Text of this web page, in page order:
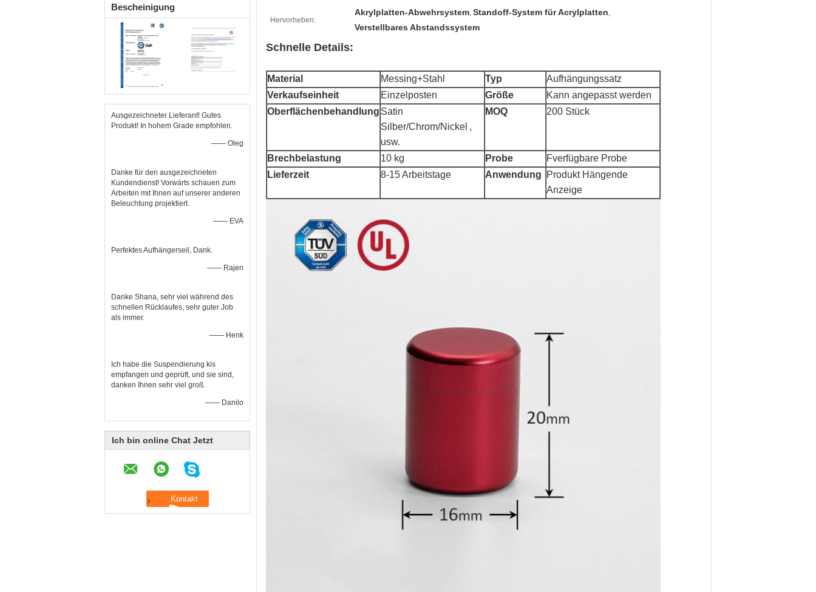
Bescheinigung
Ausgezeichneter Lieferant! Gutes
Produkt! In hohem Grade empfohlen.
—— Oleg
Danke für den ausgezeichneten
Kundendienst! Vorwärts schauen zum
Arbeiten mit Ihnen auf unserer anderen
Beleuchtung projektiert.
—— EVA
Perfektes Aufhängerseil, Dank.
—— Rajen
Danke Shana, sehr viel während des
schnellen Rücklaufes, sehr guter Job
als immer.
—— Henk
Ich habe die Suspendierung kis
empfangen und geprüft, und sie sind,
danken Ihnen sehr viel groß.
—— Danilo
Ich bin online Chat Jetzt
Hervorheben:
Akrylplatten-Abwehrsystem, Standoff-System für Acrylplatten,
Verstellbares Abstandssystem
Schnelle Details:
Material Messing+Stahl Typ
Aufhängungssatz
Verkaufseinheit
Einzelposten Größe
Kann angepasst werden
Oberflächenbehandlung Satin
Silber/Chrom/Nickel ,
usw.
MOQ 200 Stück
Brechbelastung 10 kg Probe Fverfügbare Probe
Lieferzeit
8-15 Arbeitstage Anwendung
Produkt Hängende
Anzeige